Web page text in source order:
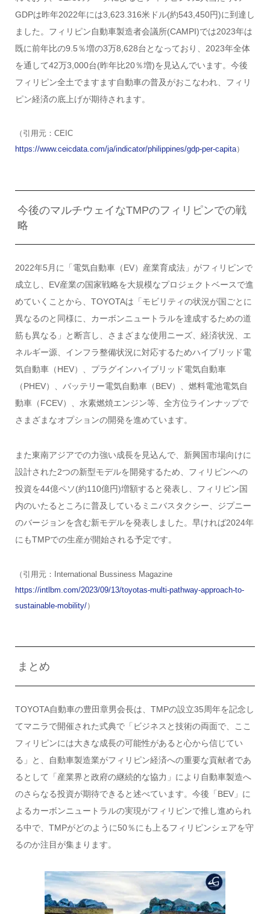
GDPは昨年2022年には3,623.316米ドル(約543,450円)に到達し
ました。フィリピン自動車製造者会議所(CAMPI)では2023年は
既に前年比の9.5％増の3万8,628台となっており、2023年全体
を通して42万3,000台(昨年比20％増)を見込んでいます。今後
フィリピン全土でますます自動車の普及がおこなわれ、フィリ
ピン経済の底上げが期待されます。
（引用元：CEIC
https://www.ceicdata.com/ja/indicator/philippines/gdp-per-capita）
今後のマルチウェイなTMPのフィリピンでの戦
略
2022年5月に「電気自動車（EV）産業育成法」がフィリピンで
成立し、EV産業の国家戦略を大規模なプロジェクトベースで進
めていくことから、TOYOTAは「モビリティの状況が国ごとに
異なるのと同様に、カーボンニュートラルを達成するための道
筋も異なる」と断言し、さまざまな使用ニーズ、経済状況、エ
ネルギー源、インフラ整備状況に対応するためハイブリッド電
気自動車（HEV）、プラグインハイブリッド電気自動車
（PHEV）、バッテリー電気自動車（BEV）、燃料電池電気自
動車（FCEV）、水素燃焼エンジン等、全方位ラインナップで
さまざまなオプションの開発を進めています。
また東南アジアでの力強い成長を見込んで、新興国市場向けに
設計された2つの新型モデルを開発するため、フィリピンへの
投資を44億ペソ(約110億円)増額すると発表し、フィリピン国
内のいたるところに普及しているミニバスタクシー、ジプニー
のバージョンを含む新モデルを発表しました。早ければ2024年
にもTMPでの生産が開始される予定です。
（引用元：International Bussiness Magazine
https://intlbm.com/2023/09/13/toyotas-multi-pathway-approach-to-
sustainable-mobility/）
まとめ
TOYOTA自動車の豊田章男会長は、TMPの設立35周年を記念し
てマニラで開催された式典で「ビジネスと技術の両面で、ここ
フィリピンには大きな成長の可能性があると心から信じてい
る」と、自動車製造業がフィリピン経済への重要な貢献者であ
るとして「産業界と政府の継続的な協力」により自動車製造へ
のさらなる投資が期待できると述べています。今後「BEV」に
よるカーボンニュートラルの実現がフィリピンで推し進められ
る中で、TMPがどのように50％にも上るフィリピンシェアを守
るのか注目が集まります。